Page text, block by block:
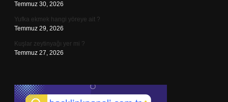
Temmuz 30, 2026
Yufka ekmek hangi yöreye ait ?
Temmuz 29, 2026
Kuşlar zeytinyağı yer mi ?
Temmuz 27, 2026